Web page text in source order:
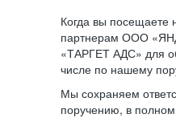
Когда вы
партнерам ООО
«ТАРГЕТ АДС» для
числе по нашему
Мы сохраняем
поручению, в